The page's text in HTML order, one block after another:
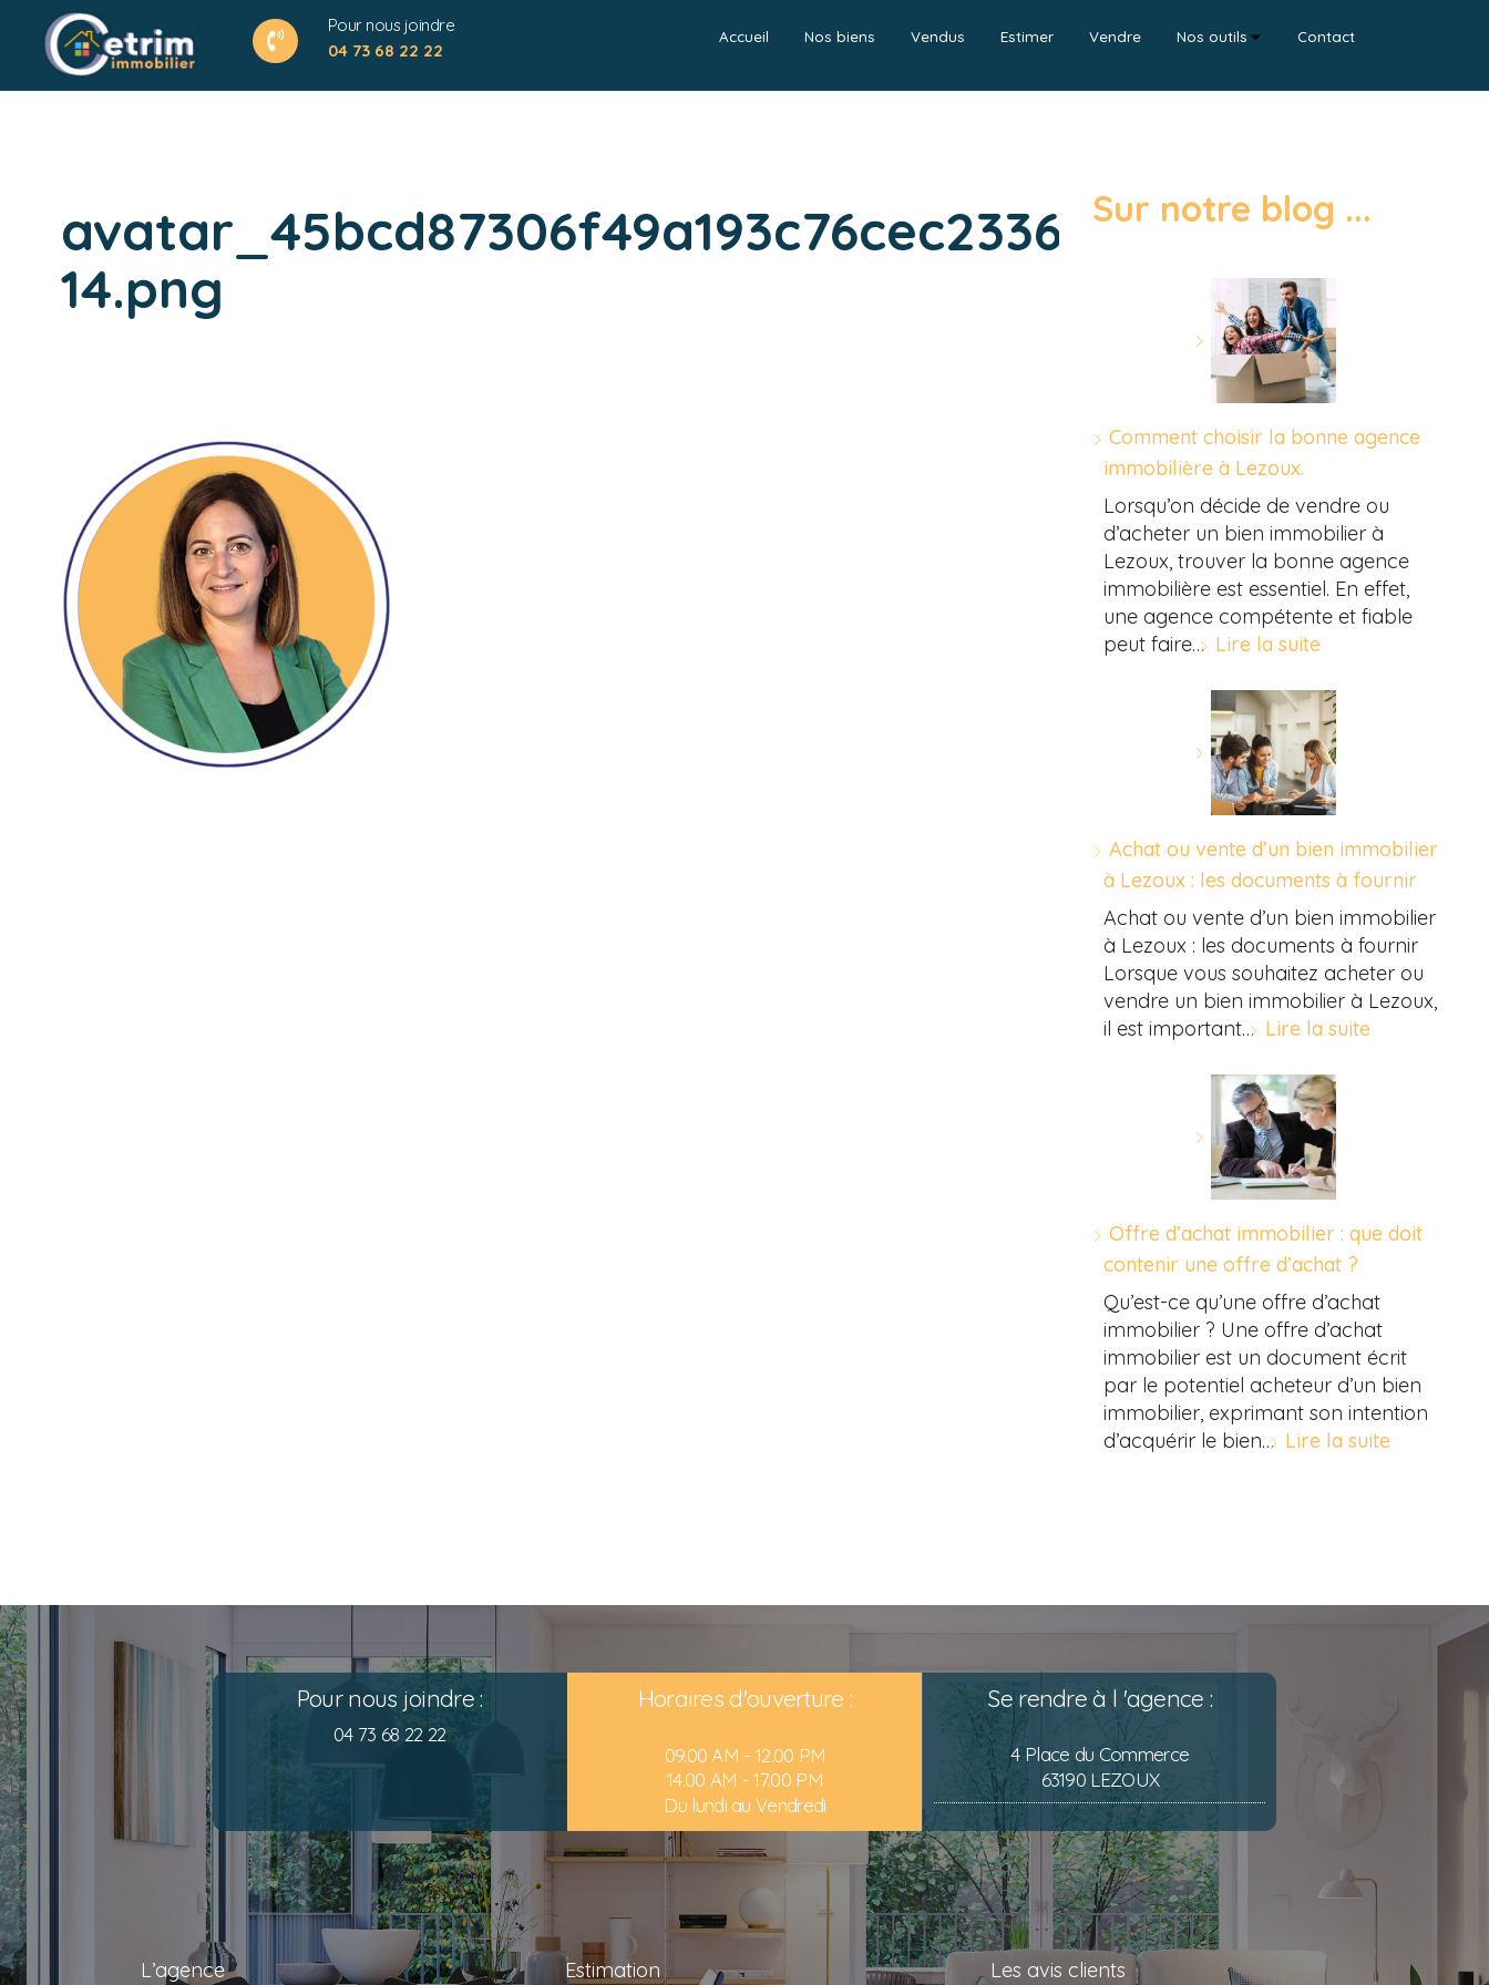
04 73 68 22 22
Pour nous joindre
Accueil Nos biens Vendus Estimer Vendre Nos outils Contact
avatar_45bcd87306f49a193c76cec2336e661b-
14.png
Sur notre blog ...
Comment choisir la bonne agence
immobilière à Lezoux.
Lorsqu’on décide de vendre ou
d’acheter un bien immobilier à
Lezoux, trouver la bonne agence
immobilière est essentiel. En effet,
une agence compétente et fiable
peut faire… Lire la suite
Achat ou vente d’un bien immobilier
à Lezoux : les documents à fournir
Achat ou vente d’un bien immobilier
à Lezoux : les documents à fournir
Lorsque vous souhaitez acheter ou
vendre un bien immobilier à Lezoux,
il est important… Lire la suite
Offre d’achat immobilier : que doit
contenir une offre d’achat ?
Qu’est-ce qu’une offre d’achat
immobilier ? Une offre d’achat
immobilier est un document écrit
par le potentiel acheteur d’un bien
immobilier, exprimant son intention
d’acquérir le bien… Lire la suite
Pour nous joindre :
04 73 68 22 22
Horaires d'ouverture :
09.00 AM - 12.00 PM
14.00 AM - 17.00 PM
Du lundi au Vendredi
Se rendre à l 'agence :
4 Place du Commerce
63190 LEZOUX
L’agence Estimation Les avis clients